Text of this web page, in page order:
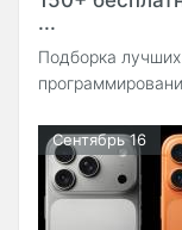
...
Подборка
Сентябрь 16